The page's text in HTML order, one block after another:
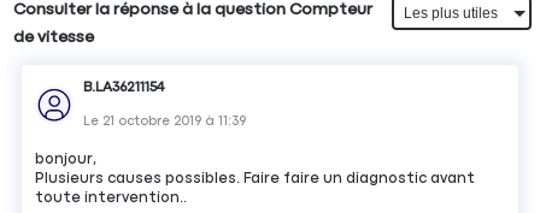
Consulter la réponse à la question Compteur
de vitesse
B.LA36211154
Le 21 octobre 2019 à11:39
bonjour,
Plusieurs causes possibles. Faire faire un diagnostic avant
toute intervention..